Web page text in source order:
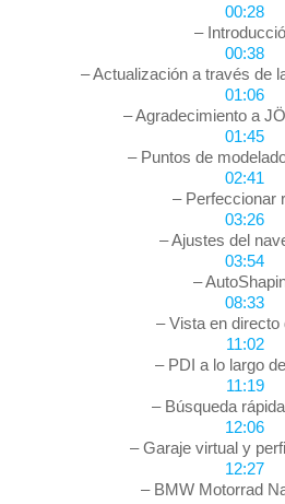
00:28
–
00:38
– Actualización a través de
01:06
– Agradecimiento a
01:45
– Puntos de
02:41
– Perfeccionar
03:26
– Ajustes del
03:54
–
08:33
– Vista en directo
11:02
– PDI a lo largo
11:19
– Búsqueda
12:06
– Garaje virtual y
12:27
– BMW Motorrad